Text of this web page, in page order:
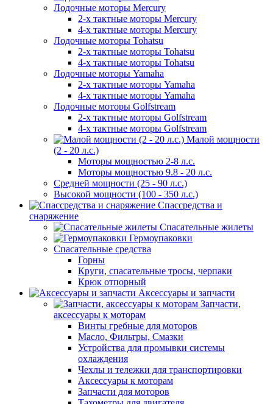
Лодочные моторы Mercury
2-х тактные моторы Mercury
4-х тактные моторы Mercury
Лодочные моторы Tohatsu
2-х тактные моторы Tohatsu
4-х тактные моторы Tohatsu
Лодочные моторы Yamaha
2-х тактные моторы Yamaha
4-х тактные моторы Yamaha
Лодочные моторы Golfstream
2-х тактные моторы Golfstream
4-х тактные моторы Golfstream
Малой мощности
(2 - 20 л.с.)
Моторы мощностью 2-8 л.с.
Моторы мощностью 9.8 - 20 л.с.
Средней мощности (25 - 90 л.с.)
Высокой мощности (100 - 350 л.с.)
Спассредства и
снаряжение
Спасательные жилеты
Гермоупаковки
Спасательные средства
Горны
Круги, спасательные тросы, черпаки
Крюк отпорный
Аксессуары и запчасти
Запчасти,
аксессуары к моторам
Винты гребные для моторов
Масло, Фильтры, Смазки
Устройства для промывки системы
охлаждения
Чехлы и тележки для транспортировки
Аксессуары к моторам
Запчасти для моторов